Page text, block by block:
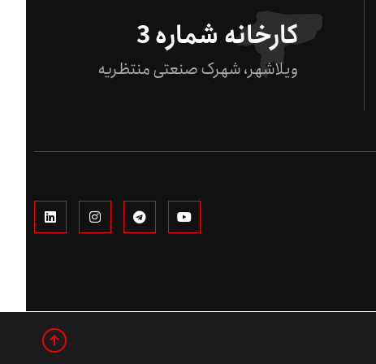
کارخانه شماره 3
ویلاشهر، شهرک صنعتی منتظریه